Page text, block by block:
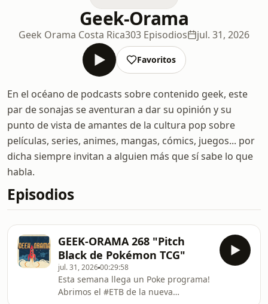
Geek-Orama
Geek Orama Costa Rica303 Episodios jul. 31, 2026
Favoritos
En el océano de podcasts sobre contenido geek, este
par de sonajas se aventuran a dar su opinión y su
punto de vista de amantes de la cultura pop sobre
películas, series, animes, mangas, cómics, juegos... por
dicha siempre invitan a alguien más que sí sabe lo que
habla.
Episodios
GEEK-ORAMA 268 "Pitch
Black de Pokémon TCG"
jul. 31, 202600:29:58
Esta semana llega un Poke programa!
Abrimos el #ETB de la nueva